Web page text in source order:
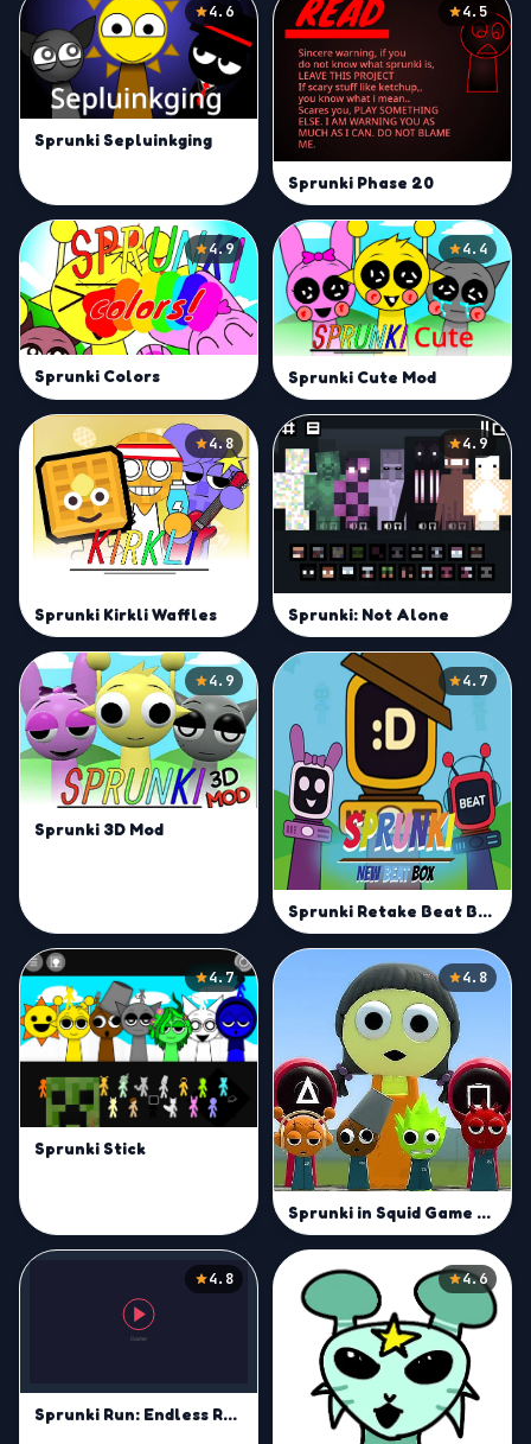
4.6
Sprunki Sepluinkging
4.5
Sprunki Phase 20
4.9
Sprunki Colors
4.4
Sprunki Cute Mod
4.8
Sprunki Kirkli Waffles
4.9
Sprunki: Not Alone
4.9
Sprunki 3D Mod
4.7
Sprunki Retake Beat Box
4.7
Sprunki Stick
4.8
Sprunki in Squid Game Chamber
4.8
Sprunki Run: Endless Racing
4.6